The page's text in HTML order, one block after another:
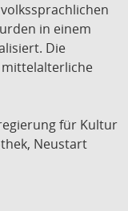
in einem
Die
für Kultur
Neustart